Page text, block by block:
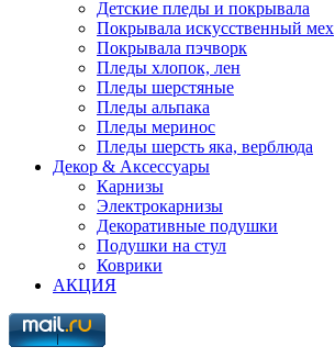
Детские пледы и покрывала
Покрывала искусственный мех
Покрывала пэчворк
Пледы хлопок, лен
Пледы шерстяные
Пледы альпака
Пледы меринос
Пледы шерсть яка, верблюда
Декор & Аксессуары
Карнизы
Электрокарнизы
Декоративные подушки
Подушки на стул
Коврики
АКЦИЯ